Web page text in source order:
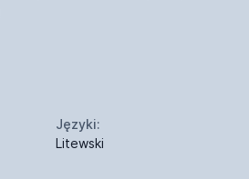
Języki:
Litewski